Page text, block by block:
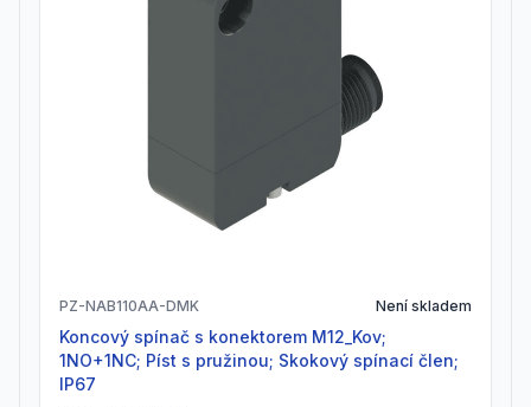
PZ-NAB110AA-DMK Není skladem
Koncový spínač s konektorem M12_Kov;
1NO+1NC; Píst s pružinou; Skokový spínací člen;
IP67